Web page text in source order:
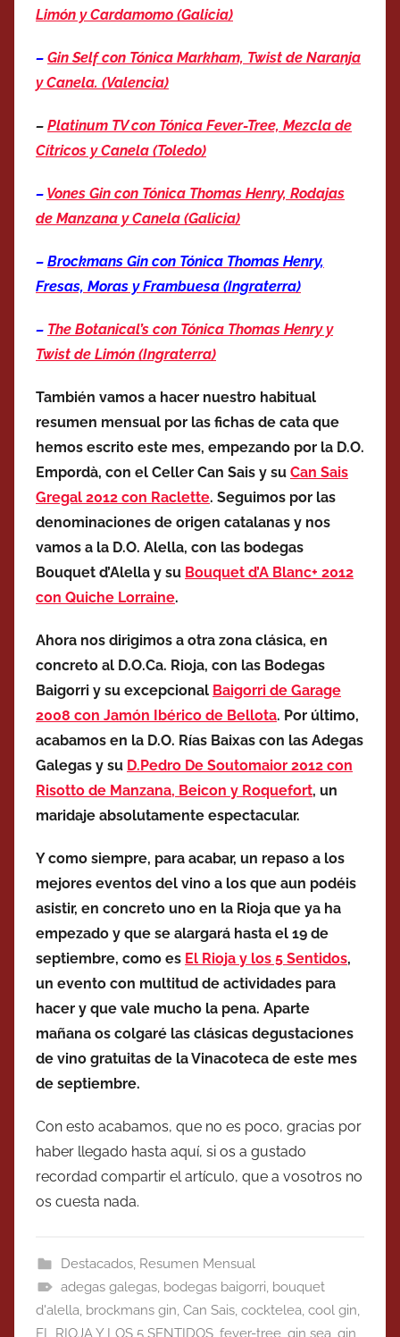
Limón y Cardamomo (Galicia)
– Gin Selfcon Tónica Markham, Twist de Naranja
y Canela. (Valencia)
– Platinum TV con Tónica Fever-Tree, Mezcla de
Cítricos y Canela (Toledo)
– Vones Gin con Tónica Thomas Henry, Rodajas
de Manzana y Canela (Galicia)
– Brockmans Gin con Tónica Thomas Henry,
Fresas, Moras y Frambuesa (Ingraterra)
– The Botanical’s con Tónica Thomas Henry y
Twist de Limón (Ingraterra)
También vamos a hacer nuestro habitual
resumen mensual por las fichas de cata que
hemos escrito este mes, empezando por la D.O.
Empordà, con el Celler Can Sais y su Can Sais
Gregal 2012 con Raclette. Seguimos por las
denominaciones de origen catalanas y nos
vamos a la D.O. Alella, con las bodegas
Bouquet d’Alella y su Bouquet d’A Blanc+ 2012
con Quiche Lorraine.
Ahora nos dirigimos a otra zona clásica, en
concreto al D.O.Ca. Rioja, con las Bodegas
Baigorri y su excepcional Baigorri de Garage
2008 con Jamón Ibérico de Bellota. Por último,
acabamos en la D.O. Rías Baixas con las Adegas
Galegas y su D.Pedro De Soutomaior 2012 con
Risotto de Manzana, Beicon y Roquefort, un
maridaje absolutamente espectacular.
Y como siempre, para acabar, un repaso a los
mejores eventos del vino a los que aun podéis
asistir, en concreto uno en la Rioja que ya ha
empezado y que se alargará hasta el 19 de
septiembre, como es El Rioja y los 5 Sentidos,
un evento con multitud de actividades para
hacer y que vale mucho la pena. Aparte
mañana os colgaré las clásicas degustaciones
de vino gratuitas de la Vinacoteca de este mes
de septiembre.
Con esto acabamos, que no es poco, gracias por
haber llegado hasta aquí, si os a gustado
recordad compartir el artículo, que a vosotros no
os cuesta nada.
Destacados, Resumen Mensual
adegas galegas, bodegas baigorri, bouquet
d'alella, brockmans gin, Can Sais, cocktelea, cool gin,